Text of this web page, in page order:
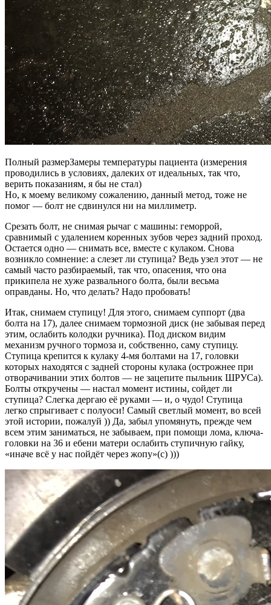
Полный размерЗамеры температуры пациента (измерения
проводились в условиях, далеких от идеальных, так что,
верить показаниям, я бы не стал)
Но, к моему великому сожалению, данный метод, тоже не
помог — болт не сдвинулся ни на миллиметр.
Срезать болт, не снимая рычаг с машины: геморрой,
сравнимый с удалением коренных зубов через задний проход.
Остается одно — снимать все, вместе с кулаком. Снова
возникло сомнение: а слезет ли ступица? Ведь узел этот — не
самый часто разбираемый, так что, опасения, что она
прикипела не хуже развального болта, были весьма
оправданы. Но, что делать? Надо пробовать!
Итак, снимаем ступицу! Для этого, снимаем суппорт (два
болта на 17), далее снимаем тормозной диск (не забывая перед
этим, ослабить колодки ручника). Под диском видим
механизм ручного тормоза и, собственно, саму ступицу.
Ступица крепится к кулаку 4-мя болтами на 17, головки
которых находятся с задней стороны кулака (острожнее при
отворачивании этих болтов — не зацепите пыльник ШРУСа).
Болты откручены — настал момент истины, сойдет ли
ступица? Слегка дергаю её руками — и, о чудо! Ступица
легко спрыгивает с полуоси! Самый светлый момент, во всей
этой истории, пожалуй )) Да, забыл упомянуть, прежде чем
всем этим заниматься, не забываем, при помощи лома, ключа-
головки на 36 и ебени матери ослабить ступичную гайку,
«иначе всё у нас пойдёт через жопу»(с) )))